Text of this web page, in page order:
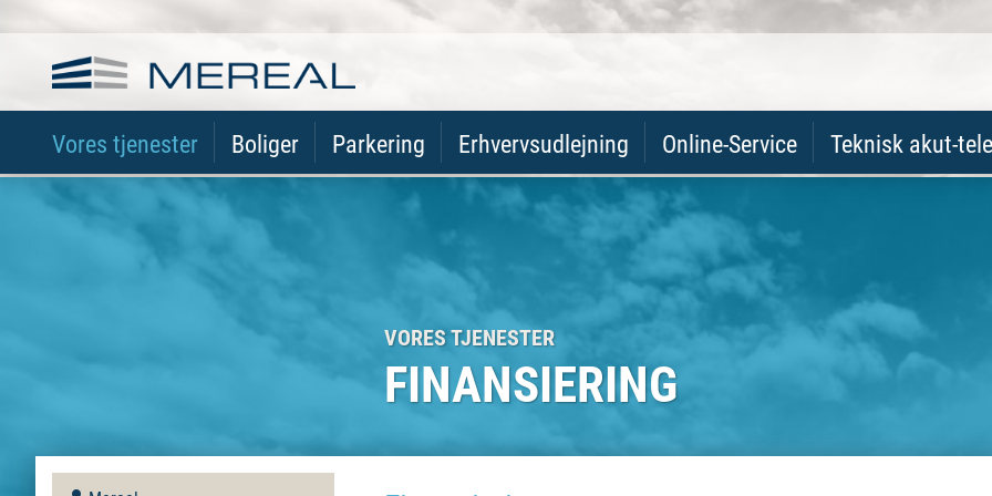
Vores tjenester Boliger Parkering Erhvervsudlejning Online-Service Teknisk akut-
VORES TJENESTER
FINANSIERING